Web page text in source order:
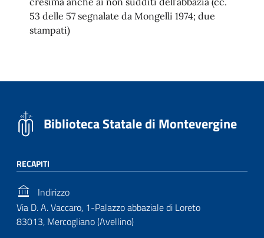
53 delle 57 segnalate da Mongelli 1974; due
stampati)
Biblioteca Statale di Montevergine
RECAPITI
Indirizzo
Via D. A. Vaccaro, 1-Palazzo abbaziale di Loreto
83013, Mercogliano (Avellino)